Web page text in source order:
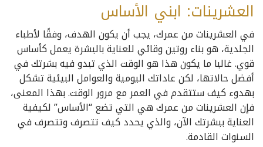
العشرينات: ابني الأساس
في العشرينات من عمرك، يجب أن يكون الهدف، وفقًا لأطباء
الجلدية، هو بناء روتين وقائي للعناية بالبشرة يعمل كأساس
قوي. غالبا ما يكون هذا هو الوقت الذي تبدو فيه بشرتك في
أفضل حالاتها، لكن عاداتك اليومية والعوامل البيئية تشكل
بهدوء كيف ستتقدم في العمر مع مرور الوقت. بهذا المعنى،
فإن العشرينات من عمرك هي التي تضع “الأساس” لكيفية
العناية ببشرتك الآن، والذي يحدد كيف تتصرف وتتصرف في
السنوات القادمة.